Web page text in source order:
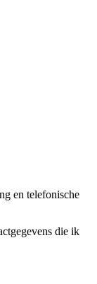
en telefonische
die ik